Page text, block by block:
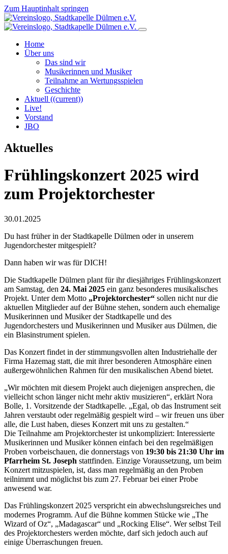
Zum Hauptinhalt springen
Home
Über uns
Das sind wir
Musikerinnen und Musiker
Teilnahme an Wertungsspielen
Geschichte
Aktuell ((current))
Live!
Vorstand
JBO
Aktuelles
Frühlingskonzert 2025 wird
zum Projektorchester
30.01.2025
Du hast früher in der Stadtkapelle Dülmen oder in unserem
Jugendorchester mitgespielt?
Dann haben wir was für DICH!
Die Stadtkapelle Dülmen plant für ihr diesjähriges Frühlingskonzert
am Samstag, den 24. Mai 2025 ein ganz besonderes musikalisches
Projekt. Unter dem Motto „Projektorchester“ sollen nicht nur die
aktuellen Mitglieder auf der Bühne stehen, sondern auch ehemalige
Musikerinnen und Musiker der Stadtkapelle und des
Jugendorchesters und Musikerinnen und Musiker aus Dülmen, die
ein Blasinstrument spielen.
Das Konzert findet in der stimmungsvollen alten Industriehalle der
Firma Hazemag statt, die mit ihrer besonderen Atmosphäre einen
außergewöhnlichen Rahmen für den musikalischen Abend bietet.
„Wir möchten mit diesem Projekt auch diejenigen ansprechen, die
vielleicht schon länger nicht mehr aktiv musizieren“, erklärt Nora
Bolle, 1. Vorsitzende der Stadtkapelle. „Egal, ob das Instrument seit
Jahren verstaubt oder regelmäßig gespielt wird – wir freuen uns über
alle, die Lust haben, dieses Konzert mit uns zu gestalten.“
Die Teilnahme am Projektorchester ist unkompliziert: Interessierte
Musikerinnen und Musiker können einfach bei den regelmäßigen
Proben vorbeischauen, die donnerstags von 19:30 bis 21:30 Uhr im
Pfarrheim St. Joseph stattfinden. Einzige Voraussetzung, um beim
Konzert mitzuspielen, ist, dass man regelmäßig an den Proben
teilnimmt und möglichst bis zum 27. Februar bei einer Probe
anwesend war.
Das Frühlingskonzert 2025 verspricht ein abwechslungsreiches und
modernes Programm. Auf die Bühne kommen Stücke wie „The
Wizard of Oz“, „Madagascar“ und „Rocking Elise“. Wer selbst Teil
des Projektorchesters werden möchte, darf sich jedoch auch auf
einige Überraschungen freuen.